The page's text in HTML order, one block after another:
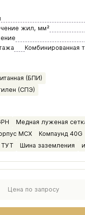
жил, мм²
Комбинированная
(БПИ)
(СПЭ)
Медная луженая
МСХ Компаунд 40G
ТУТ
Шина заземления
Цена по запросу